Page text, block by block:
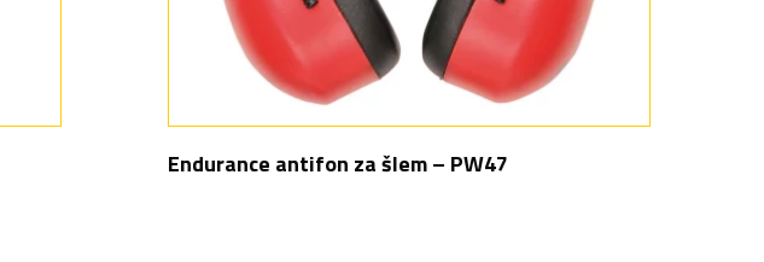
Endurance antifon za šlem – PW47